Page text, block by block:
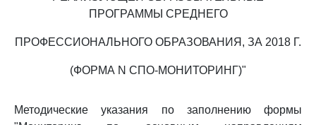
ПРОГРАММЫ СРЕДНЕГО
ПРОФЕССИОНАЛЬНОГО ОБРАЗОВАНИЯ, ЗА 2018 Г.
(ФОРМА N СПО-МОНИТОРИНГ)"
Методические указания по заполнению формы